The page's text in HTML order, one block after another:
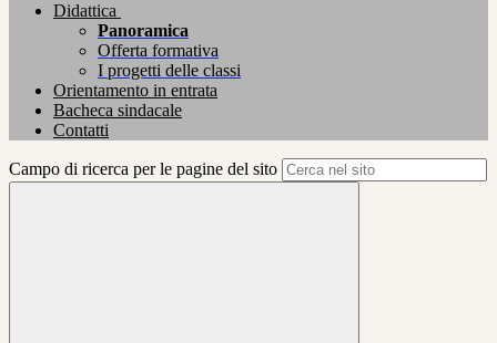
Didattica
Panoramica
Offerta formativa
I progetti delle classi
Orientamento in entrata
Bacheca sindacale
Contatti
Campo di ricerca per le pagine del sito